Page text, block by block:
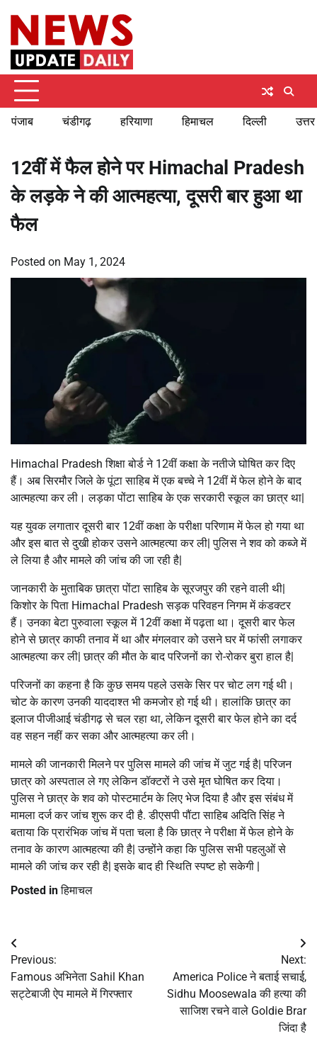
content
पंजाब चंडीगढ़ हरियाणा हिमाचल दिल्ली
12वीं में फैल होने पर Himachal Pradesh
के लड़के ने की आत्महत्या, दूसरी बार हुआ था
फैल
Posted on May 1, 2024
Himachal Pradesh शिक्षा बोर्ड ने 12वीं कक्षा के नतीजे घोषित कर दिए
हैं। अब सिरमौर जिले के पूंटा साहिब में एक बच्चे ने 12वीं में फेल होने के बाद
आत्महत्या कर ली। लड़का पोंटा साहिब के एक सरकारी स्कूल का छात्र था|
यह युवक लगातार दूसरी बार 12वीं कक्षा के परीक्षा परिणाम में फेल हो गया था
और इस बात से दुखी होकर उसने आत्महत्या कर ली| पुलिस ने शव को कब्जे में
ले लिया है और मामले की जांच की जा रही है|
जानकारी के मुताबिक छात्रा पोंटा साहिब के सूरजपुर की रहने वाली थी|
किशोर के पिता Himachal Pradesh सड़क परिवहन निगम में कंडक्टर
हैं। उनका बेटा पुरुवाला स्कूल में 12वीं कक्षा में पढ़ता था। दूसरी बार फेल
होने से छात्र काफी तनाव में था और मंगलवार को उसने घर में फांसी लगाकर
आत्महत्या कर ली| छात्र की मौत के बाद परिजनों का रो-रोकर बुरा हाल है|
परिजनों का कहना है कि कुछ समय पहले उसके सिर पर चोट लग गई थी।
चोट के कारण उनकी याददाश्त भी कमजोर हो गई थी। हालांकि छात्र का
इलाज पीजीआई चंडीगढ़ से चल रहा था, लेकिन दूसरी बार फेल होने का दर्द
वह सहन नहीं कर सका और आत्महत्या कर ली।
मामले की जानकारी मिलने पर पुलिस मामले की जांच में जुट गई है| परिजन
छात्र को अस्पताल ले गए लेकिन डॉक्टरों ने उसे मृत घोषित कर दिया।
पुलिस ने छात्र के शव को पोस्टमार्टम के लिए भेज दिया है और इस संबंध में
मामला दर्ज कर जांच शुरू कर दी है. डीएसपी पौंटा साहिब अदिति सिंह ने
बताया कि प्रारंभिक जांच में पता चला है कि छात्र ने परीक्षा में फेल होने के
तनाव के कारण आत्महत्या की है| उन्होंने कहा कि पुलिस सभी पहलुओं से
मामले की जांच कर रही है| इसके बाद ही स्थिति स्पष्ट हो सकेगी |
Posted inहिमाचल
Post
navigation
Previous:
Famous अभिनेता Sahil Khan
सट्टेबाजी ऐप मामले में गिरफ्तार
Next:
America Police ने बताई सचाई,
Sidhu Moosewala की हत्या की
साजिश रचने वाले Goldie Brar
जिंदा है